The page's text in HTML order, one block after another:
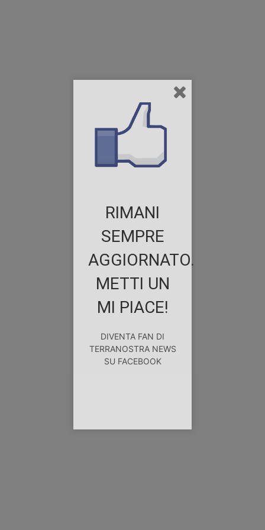
RIMANI
SEMPRE
AGGIORNATO.
METTI UN
MI PIACE!
DIVENTA FAN DI
TERRANOSTRA NEWS
SU FACEBOOK